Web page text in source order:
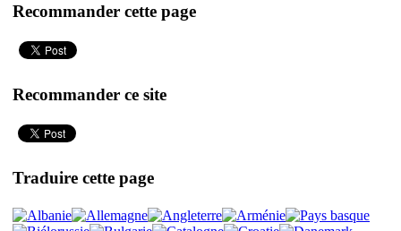
Recommander cette page
Recommander ce site
Traduire cette page